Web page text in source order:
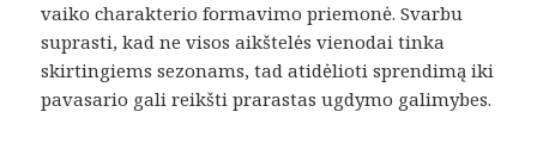
vaiko charakterio formavimo priemonė. Svarbu
suprasti, kad ne visos aikštelės vienodai tinka
skirtingiems sezonams, tad atidėlioti sprendimą iki
pavasario gali reikšti prarastas ugdymo galimybes.